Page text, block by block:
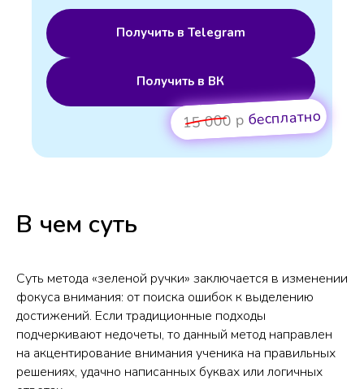
Получить в Telegram
Получить в ВК
15 000 р бесплатно
В чем суть
Суть метода «зеленой ручки» заключается в изменении
фокуса внимания: от поиска ошибок к выделению
достижений. Если традиционные подходы
подчеркивают недочеты, то данный метод направлен
на акцентирование внимания ученика на правильных
решениях, удачно написанных буквах или логичных